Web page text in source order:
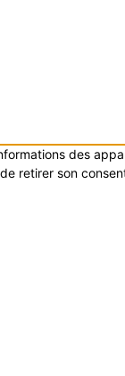
des
retirer son